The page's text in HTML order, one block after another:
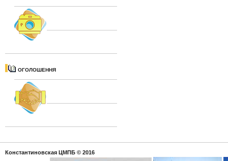
ОГОЛОШЕННЯ
Константиновская ЦМПБ © 2016